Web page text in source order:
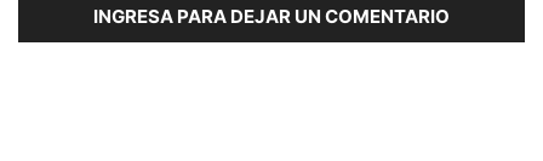
INGRESA PARA DEJAR UN COMENTARIO